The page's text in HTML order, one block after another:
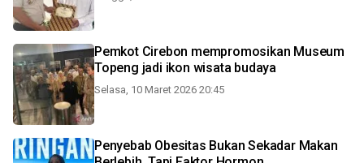
Pemkot Cirebon mempromosikan Museum
Topeng jadi ikon wisata budaya
Selasa, 10 Maret 2026 20:45
Penyebab Obesitas Bukan Sekadar Makan